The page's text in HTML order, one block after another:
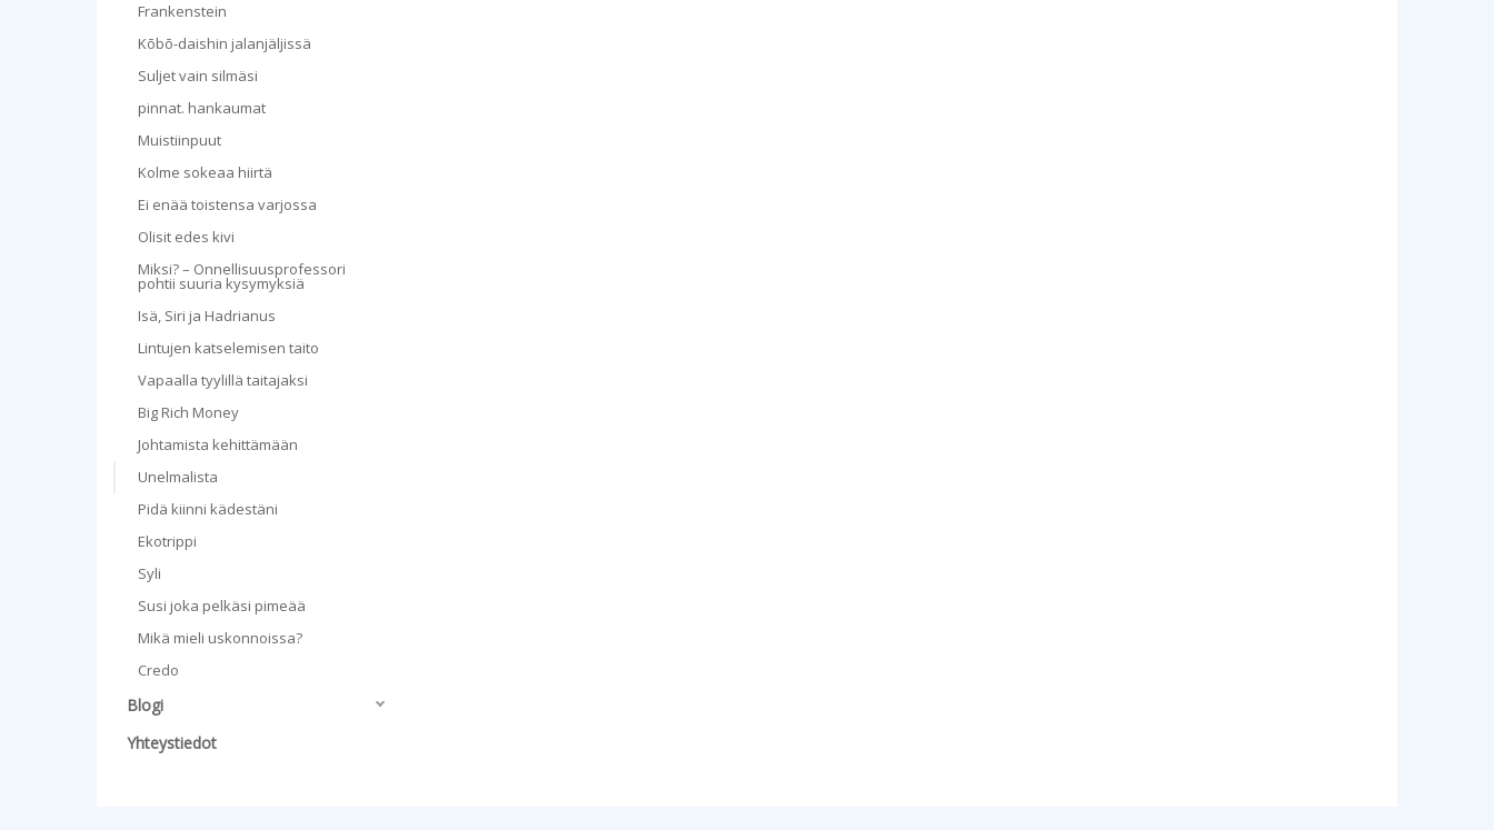
Frankenstein
Kōbō-daishin jalanjäljissä
Suljet vain silmäsi
pinnat. hankaumat
Muistiinpuut
Kolme sokeaa hiirtä
Ei enää toistensa varjossa
Olisit edes kivi
Miksi? – Onnellisuusprofessori
pohtii suuria kysymyksiä
Isä, Siri ja Hadrianus
Lintujen katselemisen taito
Vapaalla tyylillä taitajaksi
Big Rich Money
Johtamista kehittämään
Unelmalista
Pidä kiinni kädestäni
Ekotrippi
Syli
Susi joka pelkäsi pimeää
Mikä mieli uskonnoissa?
Credo
Blogi
Yhteystiedot